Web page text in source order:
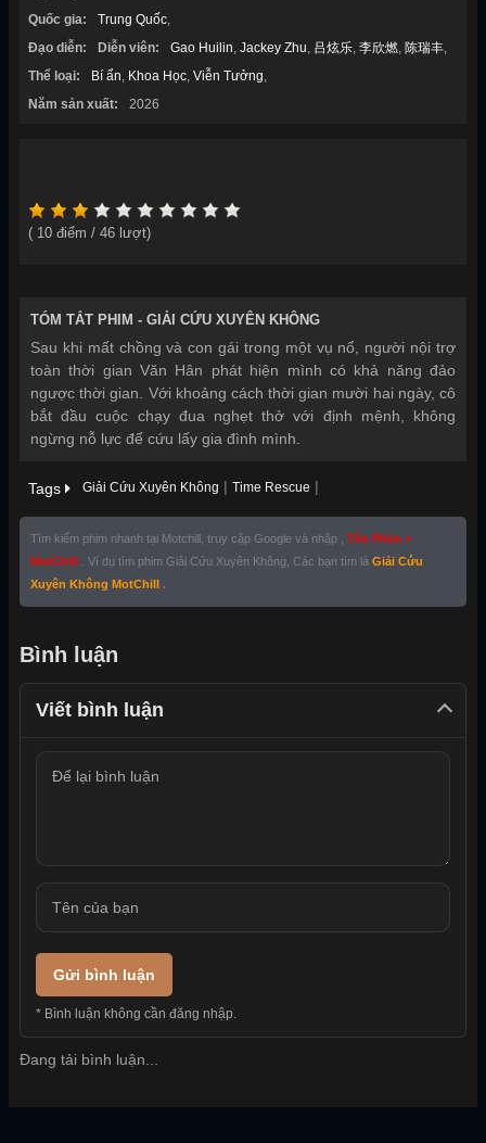
Quốc gia:
Trung Quốc,
Đạo diễn:
Diễn viên: Gao Huilin, Jackey Zhu, 吕炫乐, 李欣燃, 陈瑞丰,
Thể loại:
Bí ẩn, Khoa Học, Viễn Tưởng,
Năm sản xuất:
2026
( 10 điểm / 46 lượt)
TÓM TẮT PHIM - GIẢI CỨU XUYÊN KHÔNG
Sau khi mất chồng và con gái trong một vụ nổ, người nội trợ
toàn thời gian Văn Hân phát hiện mình có khả năng đảo
ngược thời gian. Với khoảng cách thời gian mười hai ngày, cô
bắt đầu cuộc chạy đua nghẹt thở với định mệnh, không
ngừng nỗ lực để cứu lấy gia đình mình.
Tags Giải Cứu Xuyên Không | Time Rescue |
Tìm kiếm phim nhanh tại Motchill, truy cập Google và nhập , Tên Phim +
MotChill
. Ví dụ tìm phim Giải Cứu Xuyên Không, Các bạn tìm là Giải Cứu
Xuyên Không MotChill .
Bình luận
Viết bình luận
Gửi bình luận
* Bình luận không cần đăng nhập.
Đang tải bình luận...